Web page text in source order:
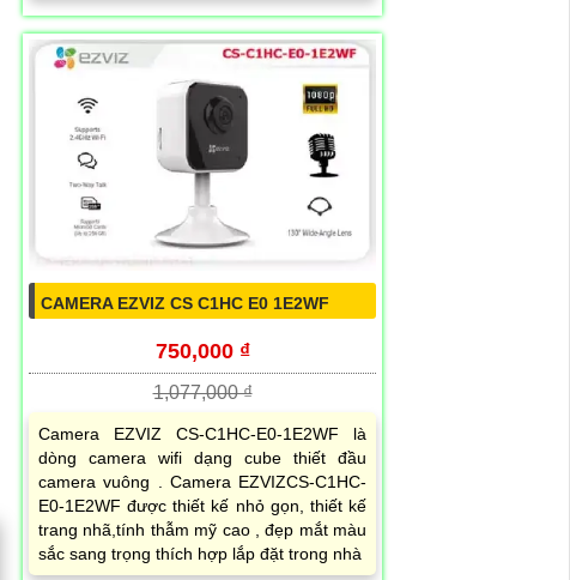
CAMERA EZVIZ CS C1HC E0 1E2WF
750,000 ₫
1,077,000 ₫
Camera EZVIZ CS-C1HC-E0-1E2WF là
dòng camera wifi dạng cube thiết đầu
camera vuông . Camera EZVIZCS-C1HC-
E0-1E2WF được thiết kế nhỏ gọn, thiết kế
trang nhã,tính thẫm mỹ cao , đẹp mắt màu
sắc sang trọng thích hợp lắp đặt trong nhà